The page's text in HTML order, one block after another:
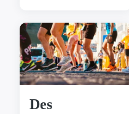
Des